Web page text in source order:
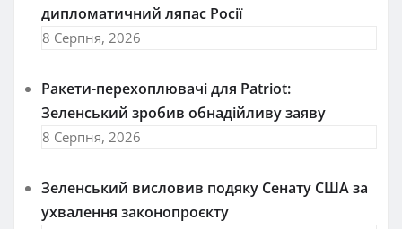
дипломатичний ляпас Росії
8 Серпня, 2026
Ракети-перехоплювачі для Patriot:
Зеленський зробив обнадійливу заяву
8 Серпня, 2026
Зеленський висловив подяку Сенату США за
ухвалення законопроєкту